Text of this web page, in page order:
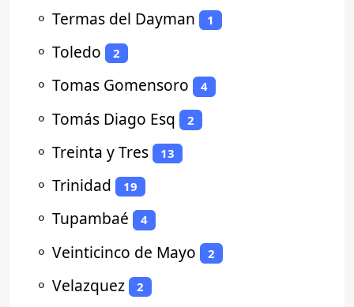
⚬ Termas del Dayman 1
⚬ Toledo 2
⚬ Tomas Gomensoro 4
⚬ Tomás Diago Esq 2
⚬ Treinta y Tres 13
⚬ Trinidad 19
⚬ Tupambaé 4
⚬ Veinticinco de Mayo 2
⚬ Velazquez 2